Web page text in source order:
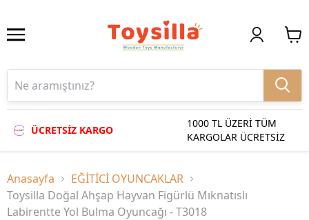
ÜCRETSİZ KARGO
1000 TL ÜZERİ TÜM
KARGOLAR ÜCRETSİZ
Anasayfa
EĞİTİCİ OYUNCAKLAR
Toysilla Doğal Ahşap Hayvan Figürlü Mıknatıslı
Labirentte Yol Bulma Oyuncağı - T3018